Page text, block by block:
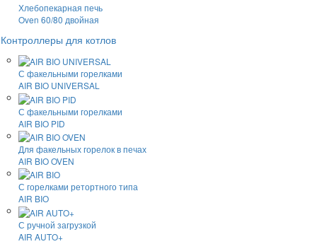
Хлебопекарная печь
Oven 60/80 двойная
Контроллеры для котлов
С факельными горелками
AIR BIO UNIVERSAL
С факельными горелками
AIR BIO PID
Для факельных горелок в печах
AIR BIO OVEN
С горелками ретортного типа
AIR BIO
С ручной загрузкой
AIR AUTO+